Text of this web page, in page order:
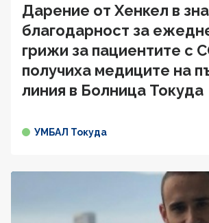
Дарение от Хенкел в
благодарност за
грижи за пациентите с
получиха медиците на
линия в Болница Токуда
УМБАЛ Токуда